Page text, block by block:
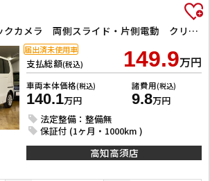
ベースグレード バックカメラ 両側スライド・片側電動 クリアランスソナー オートクルーズコントロール レーンアシスト 衝突被害軽減システム オートライト LEDヘッドランプ スマートキー アイドリングストップ
支払総額(税込) 149.9万円
車両本体価格(税込)
140.1万円
諸費用(税込)
9.8万円
法定整備：整備無
保証付 (1ヶ月・1000km )
届出済未使用車
高知高須店